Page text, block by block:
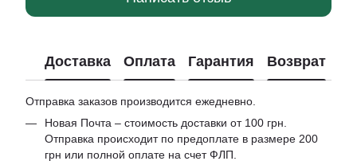
Доставка Оплата Гарантия Возврат
Отправка заказов производится ежедневно.
Новая Почта – стоимость доставки от 100 грн.
Отправка происходит по предоплате в размере 200
грн или полной оплате на счет ФЛП.